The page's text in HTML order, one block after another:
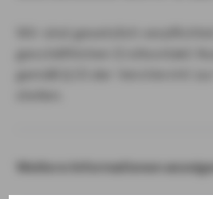
Weitere Informationen